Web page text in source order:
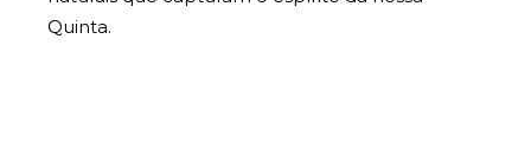
Quinta.